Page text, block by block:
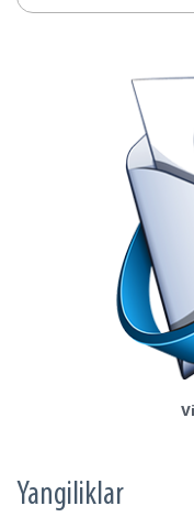
Yangiliklar